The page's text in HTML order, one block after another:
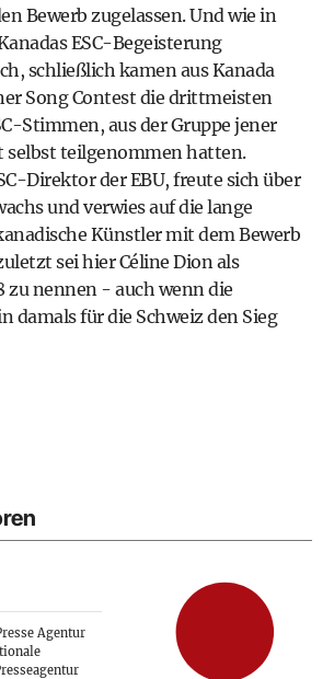
Bewerb zugelassen. Und wie in
ESC-Begeisterung
schließlich kamen aus Kanada
Song Contest die drittmeisten
Stimmen, aus der Gruppe jener
selbst teilgenommen hatten.
Direktor der EBU, freute sich über
und verwies auf die lange
Künstler mit dem Bewerb
sei hier Céline Dion als
zu nennen - auch wenn die
damals für die Schweiz den Sieg
Agentur